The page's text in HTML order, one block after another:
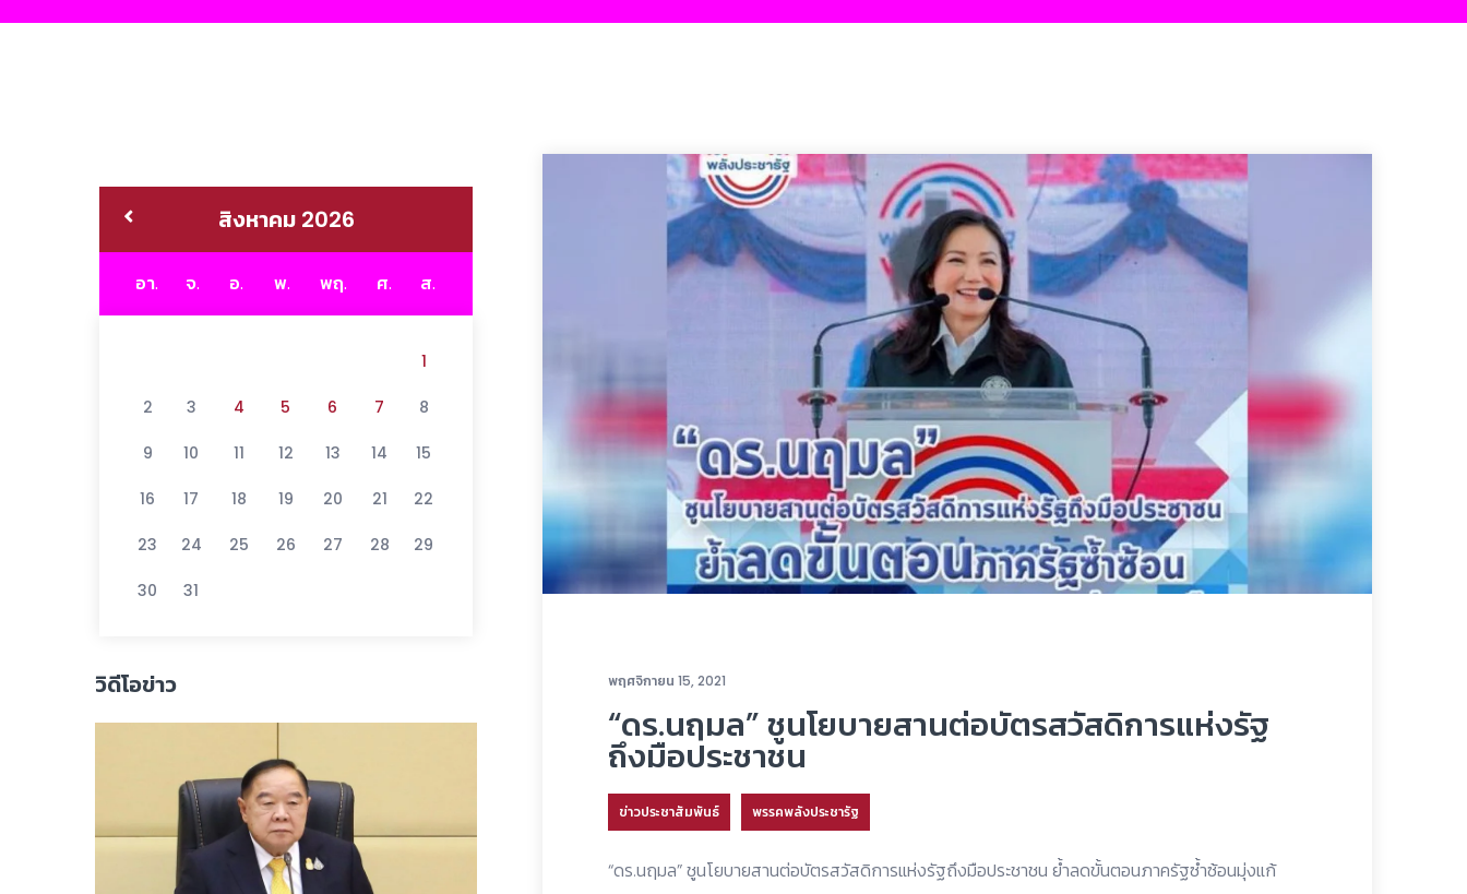
พฤศจิกายน 15, 2021
“ดร.นฤมล” ชูนโยบายสานต่อบัตรสวัสดิการแห่งรัฐ
ถึงมือประชาชน
ข่าวประชาสัมพันธ์ พรรคพลังประชารัฐ
“ดร.นฤมล” ชูนโยบายสานต่อบัตรสวัสดิการแห่งรัฐถึงมือประชาชน ย้ำลดขั้นตอนภาครัฐซ้ำซ้อนมุ่งแก้
สิงหาคม 2026
อา. จ. อ. พ. พฤ. ศ. ส.
1
2 3 4 5 6 7 8
9 10 11 12 13 14 15
16 17 18 19 20 21 22
23 24 25 26 27 28 29
30 31
วิดีโอข่าว